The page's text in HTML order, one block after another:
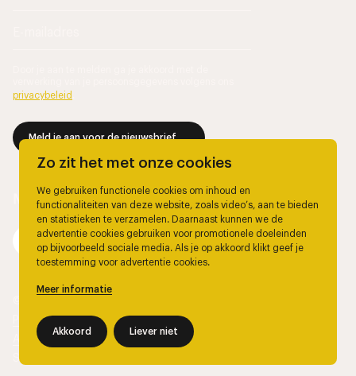
privacybeleid
Meld je aan voor de nieuwsbrief
Privacy
Algemene voorwaarden
Site door
Zo zit het met onze cookies
We gebruiken functionele cookies om inhoud en
functionaliteiten van deze website, zoals video’s, aan te bieden
en statistieken te verzamelen. Daarnaast kunnen we de
advertentie cookies gebruiken voor promotionele doeleinden
op bijvoorbeeld sociale media. Als je op akkoord klikt geef je
toestemming voor advertentie cookies.
Meer informatie
Akkoord Liever niet